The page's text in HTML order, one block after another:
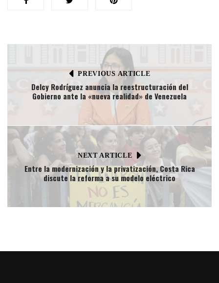
PREVIOUS ARTICLE
Delcy Rodríguez anuncia la reestructuración del
Gobierno ante la «nueva realidad» de Venezuela​
NEXT ARTICLE
Entre la modernización y la privatización, Costa Rica
discute la reforma a su modelo eléctrico​